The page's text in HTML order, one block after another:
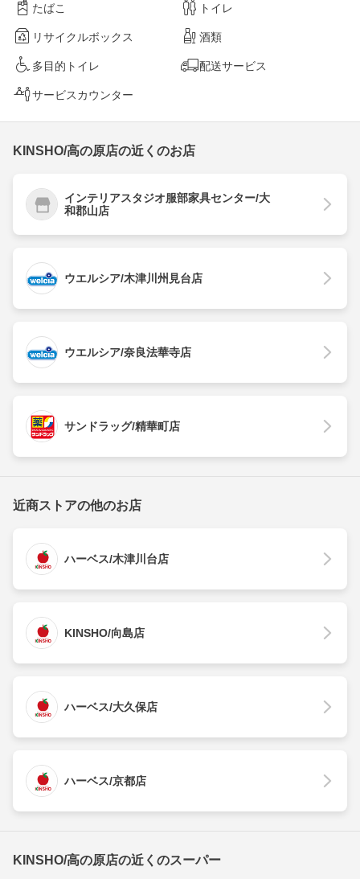
たばこ トイレ
リサイクルボックス 酒類
多目的トイレ 配送サービス
サービスカウンター
KINSHO/高の原店の近くのお店
インテリアスタジオ服部家具センター/大
和郡山店
ウエルシア/木津川州見台店
ウエルシア/奈良法華寺店
サンドラッグ/精華町店
近商ストアの他のお店
ハーベス/木津川台店
KINSHO/向島店
ハーベス/大久保店
ハーベス/京都店
KINSHO/高の原店の近くのスーパー